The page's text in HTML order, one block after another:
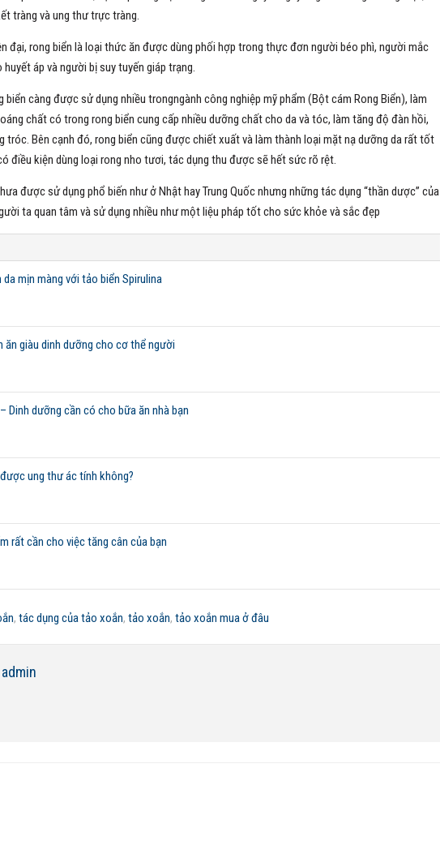
tràng và ung thư trực tràng.
đại, rong biển là loại thức ăn được dùng phối hợp trong thực đơn người béo phì, người mắc
áp và người bị suy tuyến giáp trạng.
biển càng được sử dụng nhiều trongngành công nghiệp mỹ phẩm (Bột cám Rong Biển), làm
chất có trong rong biển cung cấp nhiều dưỡng chất cho da và tóc, làm tăng độ đàn hồi,
tróc. Bên cạnh đó, rong biển cũng được chiết xuất và làm thành loại mặt nạ dưỡng da rất tốt
điều kiện dùng loại rong nho tươi, tác dụng thu được sẽ hết sức rõ rệt.
được sử dụng phổ biến như ở Nhật hay Trung Quốc nhưng những tác dụng “thần dược” của
ta quan tâm và sử dụng nhiều như một liệu pháp tốt cho sức khỏe và sắc đẹp
mịn màng với tảo biển Spirulina
ăn giàu dinh dưỡng cho cơ thể người
Dinh dưỡng cần có cho bữa ăn nhà bạn
ung thư ác tính không?
rất cần cho việc tăng cân của bạn
, tác dụng của tảo xoắn, tảo xoắn, tảo xoắn mua ở đâu
admin